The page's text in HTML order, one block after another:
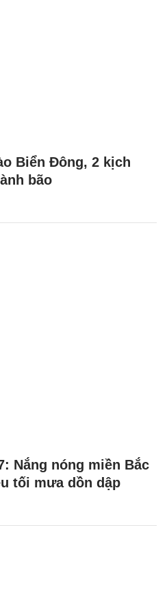
Biển Đông, 2 kịch
bão
Nắng nóng miền Bắc
tối mưa dồn dập